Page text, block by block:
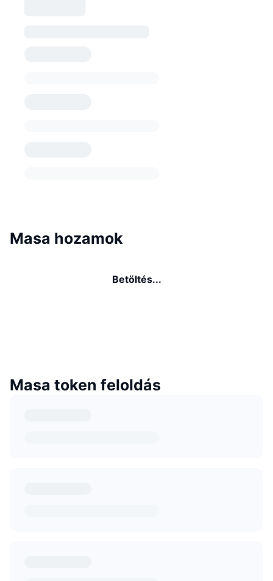
Masa hozamok
Betöltés...
Masa token feloldás